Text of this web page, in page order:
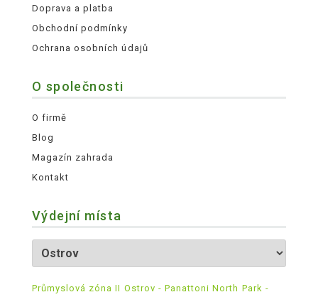
Doprava a platba
Obchodní podmínky
Ochrana osobních údajů
O společnosti
O firmě
Blog
Magazín zahrada
Kontakt
Výdejní místa
Průmyslová zóna II Ostrov - Panattoni North Park -